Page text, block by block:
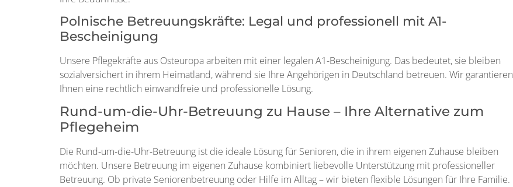
Polnische Betreuungskräfte: Legal und professionell mit A1-
Bescheinigung
Unsere Pflegekräfte aus Osteuropa arbeiten mit einer legalen A1-Bescheinigung. Das bedeutet, sie bleiben
sozialversichert in ihrem Heimatland, während sie Ihre Angehörigen in Deutschland betreuen. Wir garantieren
Ihnen eine rechtlich einwandfreie und professionelle Lösung.
Rund-um-die-Uhr-Betreuung zu Hause – Ihre Alternative zum
Pflegeheim
Die Rund-um-die-Uhr-Betreuung ist die ideale Lösung für Senioren, die in ihrem eigenen Zuhause bleiben
möchten. Unsere Betreuung im eigenen Zuhause kombiniert liebevolle Unterstützung mit professioneller
Betreuung. Ob private Seniorenbetreuung oder Hilfe im Alltag – wir bieten flexible Lösungen für Ihre Familie.